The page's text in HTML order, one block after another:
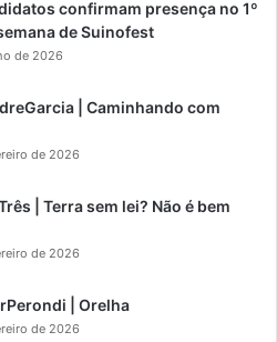
confirmam presença no 1º
de Suinofest
de 2026
| Caminhando com
de 2026
| Terra sem lei? Não é bem
de 2026
| Orelha
de 2026